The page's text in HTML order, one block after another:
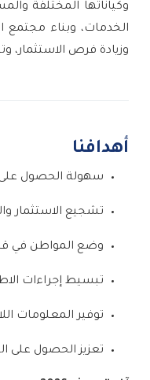
وكياناتها المختلفة
الخدمات، وبناء مجتمع
وزيادة فرص الاستثمار،
أهدافنا
سهولة الحصول على
تشجيع الاستثمار
وضع المواطن في
تبسيط إجراءات
توفير المعلومات
تعزيز الحصول على